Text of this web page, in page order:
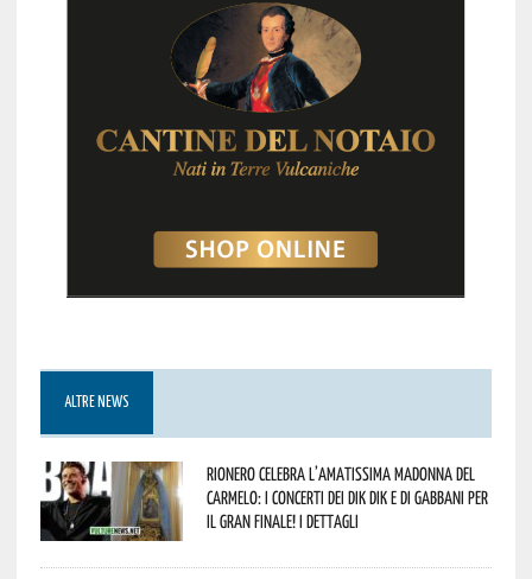
ALTRE NEWS
Rionero celebra l’amatissima Madonna del
Carmelo: i concerti dei DIK DIK e di Gabbani per
il gran finale! I dettagli